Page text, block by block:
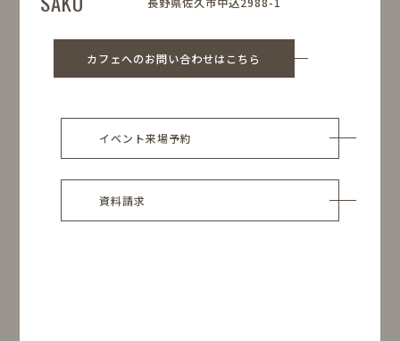
カフェへのお問い合わせはこちら
イベント来場予約
資料請求